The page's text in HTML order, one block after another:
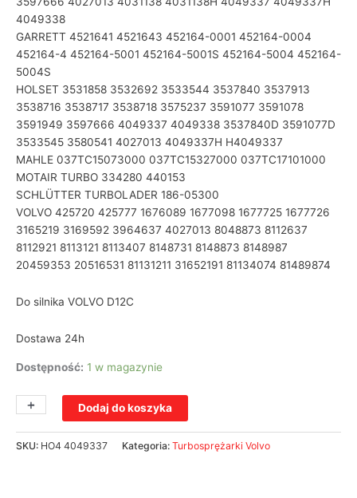
4049338
GARRETT 4521641 4521643 452164-0001 452164-0004
452164-4 452164-5001 452164-5001S 452164-5004 452164-
5004S
HOLSET 3531858 3532692 3533544 3537840 3537913
3538716 3538717 3538718 3575237 3591077 3591078
3591949 3597666 4049337 4049338 3537840D 3591077D
3533545 3580541 4027013 4049337H H4049337
MAHLE 037TC15073000 037TC15327000 037TC17101000
MOTAIR TURBO 334280 440153
SCHLÜTTER TURBOLADER 186-05300
VOLVO 425720 425777 1676089 1677098 1677725 1677726
3165219 3169592 3964637 4027013 8048873 8112637
8112921 8113121 8113407 8148731 8148873 8148987
20459353 20516531 81131211 31652191 81134074 81489874
Do silnika VOLVO D12C
Dostawa 24h
Dostępność: 1 w magazynie
-
+ Dodaj do koszyka
SKU: HO4 4049337 Kategoria: Turbosprężarki Volvo